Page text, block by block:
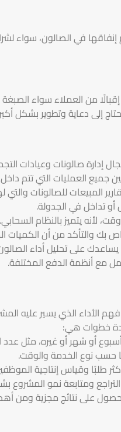
إنفاقها في الصالون،
من العملاء سواء
إلى دعاية وتطوير بشكل
صالونات وعيادات
جميع العمليات التي تتم
المبيعات للصالونات
تداخل في الجدولة.
لأنه يتميز بالنظام السحابي.
بك والتأكد من أن
على تحليل أداء
مع أنظمة الدفع المختلفة.
الأداء الذي يسير عليه
خطوات هي:
أو شهر أو غيره، مثل عدد
حسب نوع الخدمة والوقت.
طلبًا وقياس إنتاجية
ومتابعة نمو
على نتائج مجزية ومن